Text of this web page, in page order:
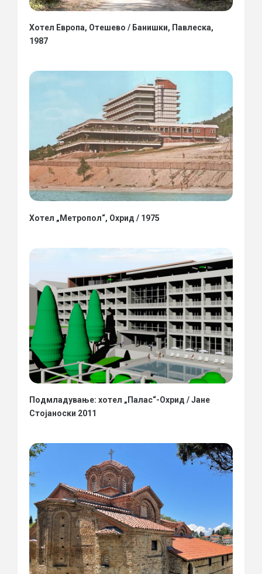
Хотел Европа, Отешево / Банишки, Павлеска,
1987
Хотел „Метропол“, Охрид / 1975
Подмладување: хотел „Палас“-Охрид / Јане
Стојаноски 2011